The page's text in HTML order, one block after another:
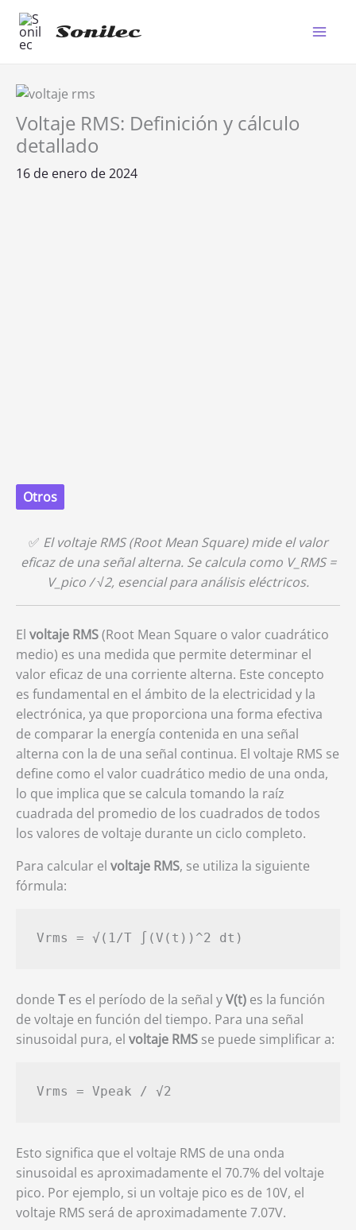
contenido
Sonilec
Voltaje RMS: Definición y cálculo
detallado
16 de enero de 2024
Otros
✅ El voltaje RMS (Root Mean Square) mide el valor
eficaz de una señal alterna. Se calcula como V_RMS =
V_pico / √2, esencial para análisis eléctricos.
El voltaje RMS(Root Mean Square o valor cuadrático
medio) es una medida que permite determinar el
valor eficaz de una corriente alterna. Este concepto
es fundamental en el ámbito de la electricidad y la
electrónica, ya que proporciona una forma efectiva
de comparar la energía contenida en una señal
alterna con la de una señal continua. El voltaje RMS se
define como el valor cuadrático medio de una onda,
lo que implica que se calcula tomando la raíz
cuadrada del promedio de los cuadrados de todos
los valores de voltaje durante un ciclo completo.
Para calcular el voltaje RMS, se utiliza la siguiente
fórmula:
Vrms = √(1/T ∫(V(t))^2 dt)
donde Tes el período de la señal yV(t) es la función
de voltaje en función del tiempo. Para una señal
sinusoidal pura, el voltaje RMS se puede simplificar a:
Vrms = Vpeak / √2
Esto significa que el voltaje RMS de una onda
sinusoidal es aproximadamente el 70.7% del voltaje
pico. Por ejemplo, si un voltaje pico es de 10V, el
voltaje RMS será de aproximadamente 7.07V.